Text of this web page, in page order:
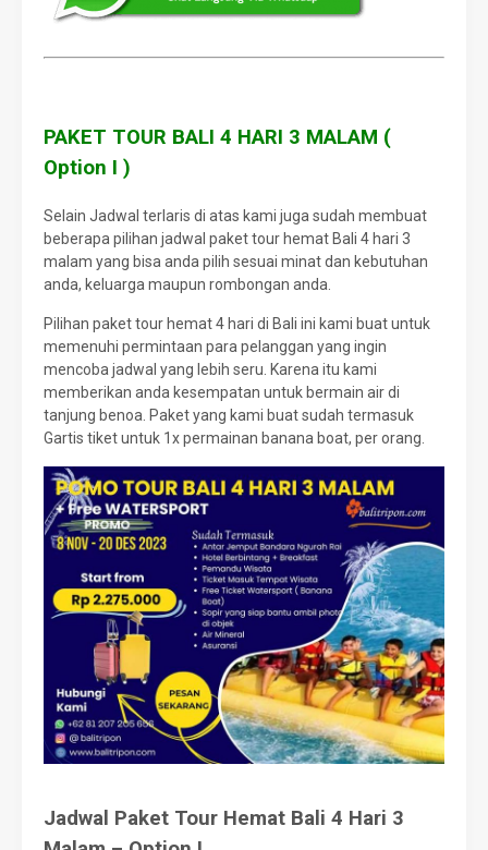
PAKET TOUR BALI 4 HARI 3 MALAM (
Option I )
Selain Jadwal terlaris di atas kami juga sudah membuat
beberapa pilihan jadwal paket tour hemat Bali 4 hari 3
malam yang bisa anda pilih sesuai minat dan kebutuhan
anda, keluarga maupun rombongan anda.
Pilihan paket tour hemat 4 hari di Bali ini kami buat untuk
memenuhi permintaan para pelanggan yang ingin
mencoba jadwal yang lebih seru. Karena itu kami
memberikan anda kesempatan untuk bermain air di
tanjung benoa. Paket yang kami buat sudah termasuk
Gartis tiket untuk 1x permainan banana boat, per orang.
Jadwal Paket Tour Hemat Bali 4 Hari 3